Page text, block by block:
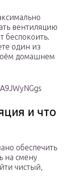
вентиляцию
беспокоить.
один из
домашнем
и что
обеспечить
на смену
чистый,